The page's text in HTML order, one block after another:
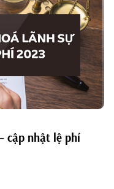
cập nhật lệ phí